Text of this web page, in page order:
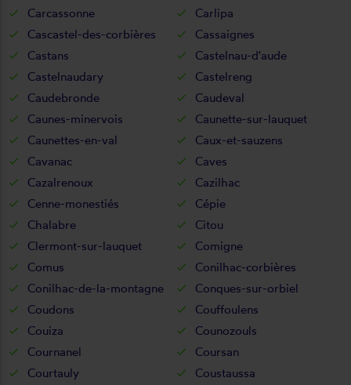
Carcassonne
Carlipa
Cascastel-des-corbières
Cassaignes
Castans
Castelnau-d'aude
Castelnaudary
Castelreng
Caudebronde
Caudeval
Caunes-minervois
Caunette-sur-lauquet
Caunettes-en-val
Caux-et-sauzens
Cavanac
Caves
Cazalrenoux
Cazilhac
Cenne-monestiés
Cépie
Chalabre
Citou
Clermont-sur-lauquet
Comigne
Comus
Conilhac-corbières
Conilhac-de-la-montagne
Conques-sur-orbiel
Coudons
Couffoulens
Couiza
Counozouls
Cournanel
Coursan
Courtauly
Coustaussa